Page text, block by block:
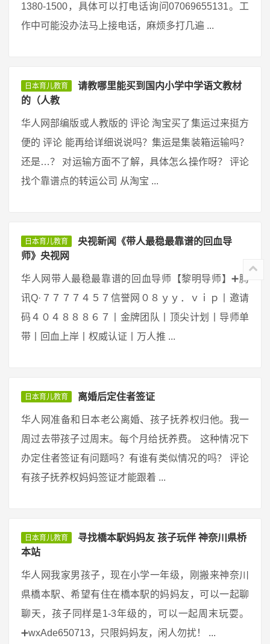
1380-1500，具体可以打电话询问07069655131。工
作中可能没办法马上接电话，麻烦多打几遍 ...
日本育儿教育
请教哪里能买到国内小学中学语文教材
的（人教
华人网部编版或人教版的 评论 淘宝买了集运过来挺方
便的 评论 能再给详细说说吗？集运是集装箱运输吗？
还是…？ 对运输方面不了解，具体怎么操作呀？ 评论
找个靠谱点的转运公司 从淘宝 ...
日本育儿教育
央视新闻《带人最稳最靠谱的回血导
师》央视网
华人网带人最稳最靠谱的回血导师【黎明导师】➕腾
讯Q·７７７７４５７信誉网０８ｙｙ．ｖｉｐ丨邀请
码４０４８８８６７丨金牌团队丨顶尖计划丨导师单
带丨回血上岸丨权威认证丨万人推 ...
日本育儿教育 离婚后定住者签证
华人网准备和日本老公离婚、孩子抚养权归他。我一
周过去带孩子过周末。每个月给抚养费。 这种情况下
办定住者签证有问题吗？有谁有类似情况的吗？ 评论
有孩子抚养权妈妈签证才能跟着 ...
日本育儿教育
寻找橋本駅妈妈友 孩子玩伴 神奈川県桥
本站
华人网我家男孩子，现在小学一年级，刚搬来神奈川
県橋本駅、希望有住在橋本駅的妈妈友，可以一起聊
聊天，孩子同样是1-3年级的，可以一起周末玩耍。
➕wxAde650713，只限妈妈友，闲人勿扰！ ...